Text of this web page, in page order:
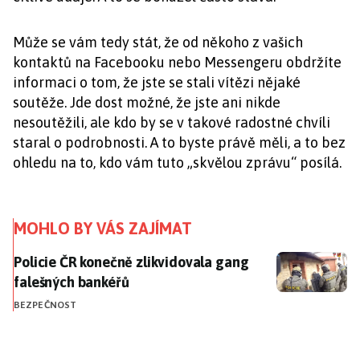
Může se vám tedy stát, že od někoho z vašich
kontaktů na Facebooku nebo Messengeru obdržíte
informaci o tom, že jste se stali vítězi nějaké
soutěže. Jde dost možné, že jste ani nikde
nesoutěžili, ale kdo by se v takové radostné chvíli
staral o podrobnosti. A to byste právě měli, a to bez
ohledu na to, kdo vám tuto „skvělou zprávu“ posílá.
MOHLO BY VÁS ZAJÍMAT
Policie ČR konečně zlikvidovala gang falešných
Policie ČR konečně zlikvidovala gang
falešných bankéřů
BEZPEČNOST